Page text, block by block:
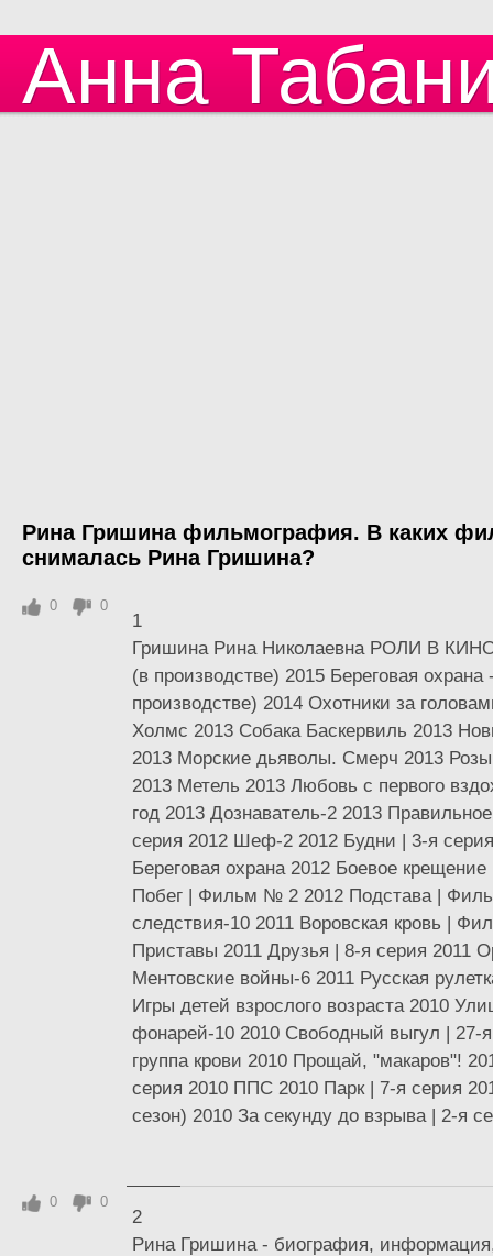
Анна
Рина Гришина фильмография. В каких
снималась Рина Гришина?
1
Гришина Рина Николаевна РОЛИ В
(в производстве) 2015 Береговая охрана
производстве) 2014 Охотники за
Холмс 2013 Собака Баскервиль 2013
2013 Морские дьяволы. Смерч 2013
2013 Метель 2013 Любовь с первого
год 2013 Дознаватель-2 2013
серия 2012 Шеф-2 2012 Будни | 3-я
Береговая охрана 2012 Боевое
Побег | Фильм № 2 2012 Подстава |
следствия-10 2011 Воровская кровь |
Приставы 2011 Друзья | 8-я серия 2011
Ментовские войны-6 2011 Русская
Игры детей взрослого возраста 2010
фонарей-10 2010 Свободный выгул | 27-
группа крови 2010 Прощай, "макаров"!
серия 2010 ППС 2010 Парк | 7-я серия
сезон) 2010 За секунду до взрыва | 2-я
0 0
2
Рина Гришина - биография,
0 0